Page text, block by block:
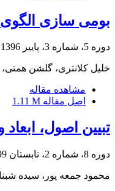
بومی سازی
دوره 5، شماره 3، پاییز 1396، صفحه
خلیل کلانتری، گلشن
مشاهده مقاله
اصل مقاله 1.11 M
تبیین اصول،
دوره 8، شماره 2، تابستان 1399، صفحه
محمود جمعه پور، سیده